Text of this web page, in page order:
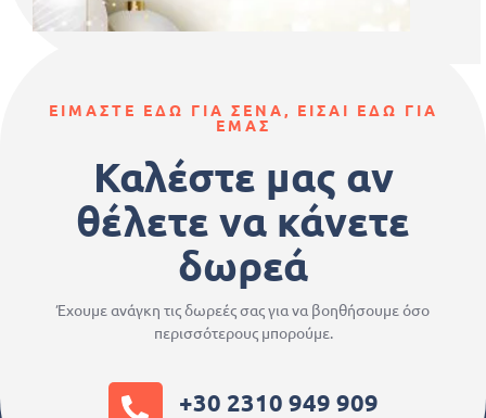
ΕΙΜΑΣΤΕ ΕΔΩ ΓΙΑ ΣΕΝΑ, ΕΙΣΑΙ ΕΔΩ ΓΙΑ
ΕΜΑΣ
Καλέστε μας αν
θέλετε να κάνετε
δωρεά
Έχουμε ανάγκη τις δωρεές σας για να βοηθήσουμε όσο
περισσότερους μπορούμε.
+30 2310 949 909